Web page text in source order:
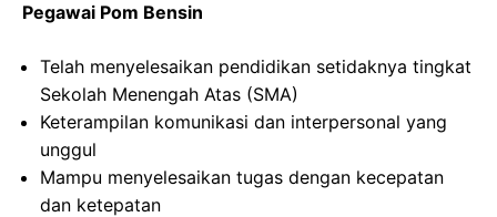
Pegawai Pom Bensin
Telah menyelesaikan pendidikan setidaknya tingkat
Sekolah Menengah Atas (SMA)
Keterampilan komunikasi dan interpersonal yang
unggul
Mampu menyelesaikan tugas dengan kecepatan
dan ketepatan